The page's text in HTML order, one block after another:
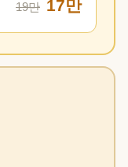
19만 17만